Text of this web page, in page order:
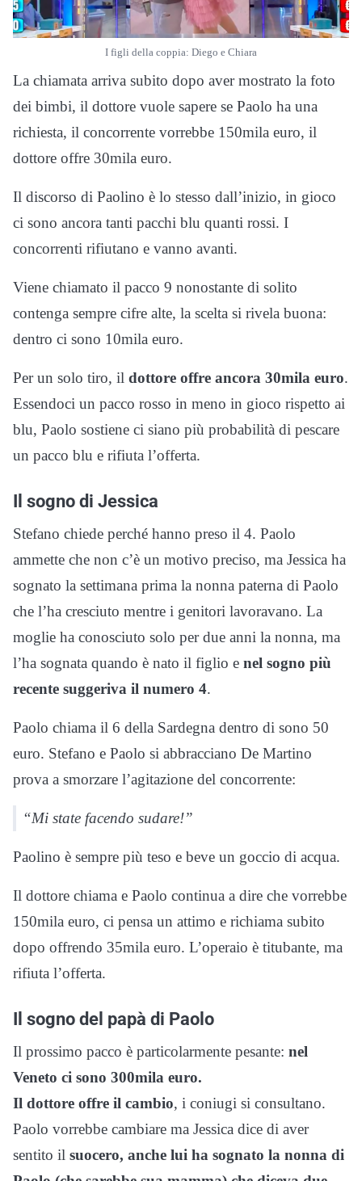
I figli della coppia: Diego e Chiara
La chiamata arriva subito dopo aver mostrato la foto
dei bimbi, il dottore vuole sapere se Paolo ha una
richiesta, il concorrente vorrebbe 150mila euro, il
dottore offre 30mila euro.
Il discorso di Paolino è lo stesso dall’inizio, in gioco
ci sono ancora tanti pacchi blu quanti rossi. I
concorrenti rifiutano e vanno avanti.
Viene chiamato il pacco 9 nonostante di solito
contenga sempre cifre alte, la scelta si rivela buona:
dentro ci sono 10mila euro.
Per un solo tiro, il dottore offre ancora 30mila euro.
Essendoci un pacco rosso in meno in gioco rispetto ai
blu, Paolo sostiene ci siano più probabilità di pescare
un pacco blu e rifiuta l’offerta.
Il sogno di Jessica
Stefano chiede perché hanno preso il 4. Paolo
ammette che non c’è un motivo preciso, ma Jessica ha
sognato la settimana prima la nonna paterna di Paolo
che l’ha cresciuto mentre i genitori lavoravano. La
moglie ha conosciuto solo per due anni la nonna, ma
l’ha sognata quando è nato il figlio e nel sogno più
recente suggeriva il numero 4.
Paolo chiama il 6 della Sardegna dentro di sono 50
euro. Stefano e Paolo si abbracciano De Martino
prova a smorzare l’agitazione del concorrente:
“Mi state facendo sudare!”
Paolino è sempre più teso e beve un goccio di acqua.
Il dottore chiama e Paolo continua a dire che vorrebbe
150mila euro, ci pensa un attimo e richiama subito
dopo offrendo 35mila euro. L’operaio è titubante, ma
rifiuta l’offerta.
Il sogno del papà di Paolo
Il prossimo pacco è particolarmente pesante: nel
Veneto ci sono 300mila euro.
Il dottore offre il cambio, i coniugi si consultano.
Paolo vorrebbe cambiare ma Jessica dice di aver
sentito il suocero, anche lui ha sognato la nonna di